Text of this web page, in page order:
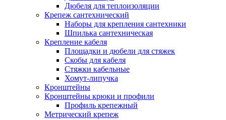
Дюбеля для теплоизоляции
Крепеж сантехнический
Наборы для крепления сантехники
Шпилька сантехническая
Крепление кабеля
Площадки и дюбели для стяжек
Скобы для кабеля
Стяжки кабельные
Хомут-липучка
Кронштейны
Кронштейны крюки и профили
Профиль крепежный
Метрический крепеж